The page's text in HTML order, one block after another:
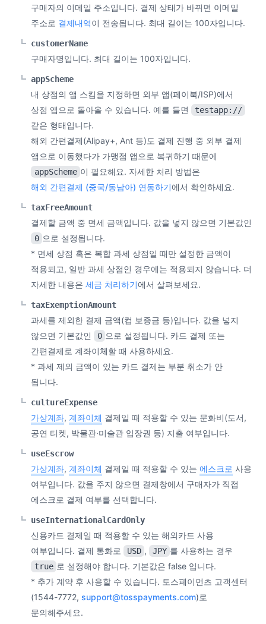
구매자의 이메일 주소입니다. 결제 상태가 바뀌면 이메일
주소로 결제내역이 전송됩니다. 최대 길이는 100자입니다.
customerName
구매자명입니다. 최대 길이는 100자입니다.
appScheme
내 상점의 앱 스킴을 지정하면 외부 앱(페이북/ISP)에서
상점 앱으로 돌아올 수 있습니다. 예를 들면
testapp://
같은 형태입니다.
해외 간편결제(Alipay+, Ant 등)도 결제 진행 중 외부 결제
앱으로 이동했다가 가맹점 앱으로 복귀하기 때문에
appScheme 이 필요해요. 자세한 처리 방법은
해외 간편결제 (중국/동남아) 연동하기에서 확인하세요.
taxFreeAmount
결제할 금액 중 면세 금액입니다. 값을 넣지 않으면 기본값인
0 으로 설정됩니다.
* 면세 상점 혹은 복합 과세 상점일 때만 설정한 금액이
적용되고, 일반 과세 상점인 경우에는 적용되지 않습니다. 더
자세한 내용은 세금 처리하기에서 살펴보세요.
taxExemptionAmount
과세를 제외한 결제 금액(컵 보증금 등)입니다. 값을 넣지
않으면 기본값인
0 으로 설정됩니다. 카드 결제 또는
간편결제로 계좌이체할 때 사용하세요.
* 과세 제외 금액이 있는 카드 결제는 부분 취소가 안
됩니다.
cultureExpense
가상계좌, 계좌이체 결제일 때 적용할 수 있는 문화비(도서,
공연 티켓, 박물관·미술관 입장권 등) 지출 여부입니다.
useEscrow
가상계좌, 계좌이체 결제일 때 적용할 수 있는 에스크로 사용
여부입니다. 값을 주지 않으면 결제창에서 구매자가 직접
에스크로 결제 여부를 선택합니다.
useInternationalCardOnly
신용카드 결제일 때 적용할 수 있는 해외카드 사용
여부입니다. 결제 통화로
USD , JPY 를 사용하는 경우
true 로 설정해야 합니다. 기본값은 false 입니다.
* 추가 계약 후 사용할 수 있습니다. 토스페이먼츠 고객센터
(1544-7772, support@tosspayments.com)로
문의해주세요.